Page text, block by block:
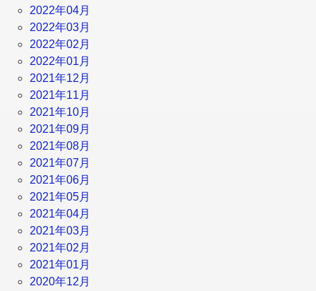
2022年04月
2022年03月
2022年02月
2022年01月
2021年12月
2021年11月
2021年10月
2021年09月
2021年08月
2021年07月
2021年06月
2021年05月
2021年04月
2021年03月
2021年02月
2021年01月
2020年12月